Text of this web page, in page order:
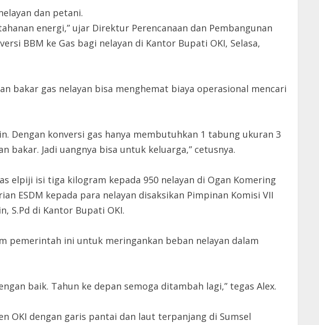
dan petani.
energi,” ujar Direktur Perencanaan dan Pembangunan
BBM ke Gas bagi nelayan di Kantor Bupati OKI, Selasa,
bakar gas nelayan bisa menghemat biaya operasional mencari
Dengan konversi gas hanya membutuhkan 1 tabung ukuran 3
bakar. Jadi uangnya bisa untuk keluarga,” cetusnya.
elpiji isi tiga kilogram kepada 950 nelayan di Ogan Komering
ESDM kepada para nelayan disaksikan Pimpinan Komisi VII
S.Pd di Kantor Bupati OKI.
pemerintah ini untuk meringankan beban nelayan dalam
baik. Tahun ke depan semoga ditambah lagi,” tegas Alex.
OKI dengan garis pantai dan laut terpanjang di Sumsel